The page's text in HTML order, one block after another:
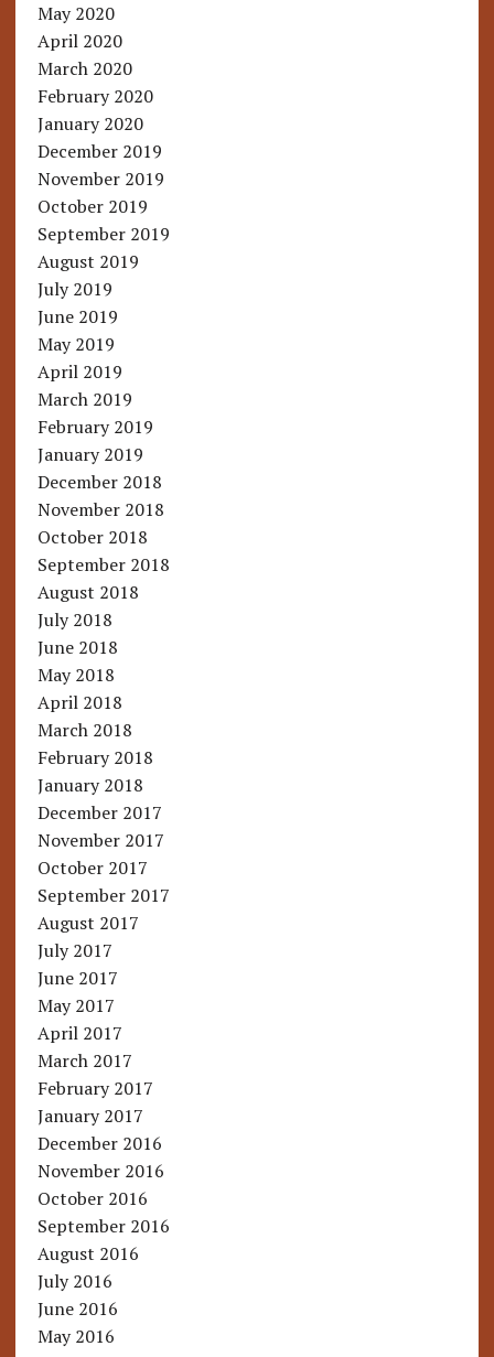
May 2020
April 2020
March 2020
February 2020
January 2020
December 2019
November 2019
October 2019
September 2019
August 2019
July 2019
June 2019
May 2019
April 2019
March 2019
February 2019
January 2019
December 2018
November 2018
October 2018
September 2018
August 2018
July 2018
June 2018
May 2018
April 2018
March 2018
February 2018
January 2018
December 2017
November 2017
October 2017
September 2017
August 2017
July 2017
June 2017
May 2017
April 2017
March 2017
February 2017
January 2017
December 2016
November 2016
October 2016
September 2016
August 2016
July 2016
June 2016
May 2016